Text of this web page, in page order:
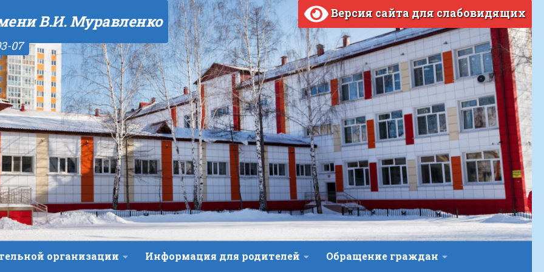
В.И. Муравленко
07
Версия сайта для слабовидящих
организации Информация для родителей Обращение граждан